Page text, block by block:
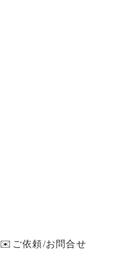
✉️ご依頼/お問合せ